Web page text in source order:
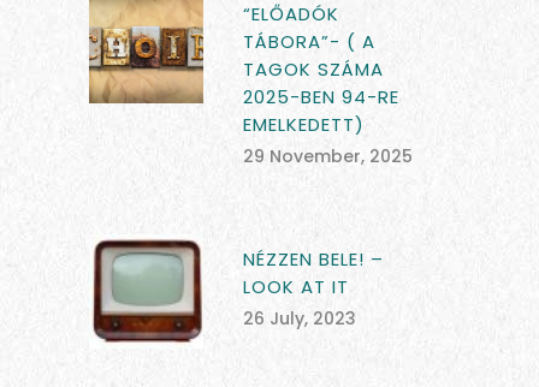
“ELŐADÓK
TÁBORA”- ( A
TAGOK SZÁMA
2025-BEN 94-RE
EMELKEDETT)
29 November, 2025
NÉZZEN BELE! –
LOOK AT IT
26 July, 2023